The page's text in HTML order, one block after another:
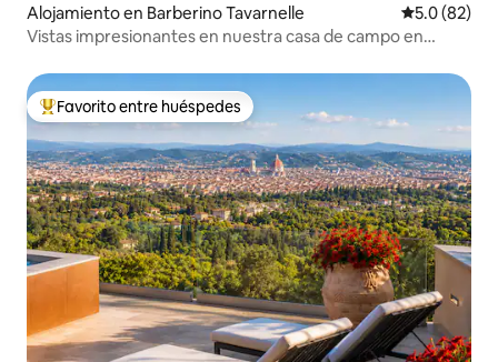
Alojamiento en Barberino Tavarnelle Calificación
5.0 (82)
Vistas impresionantes en nuestra casa de campo en
Favorito entre huéspedes preferido
Favorito entre huéspedes